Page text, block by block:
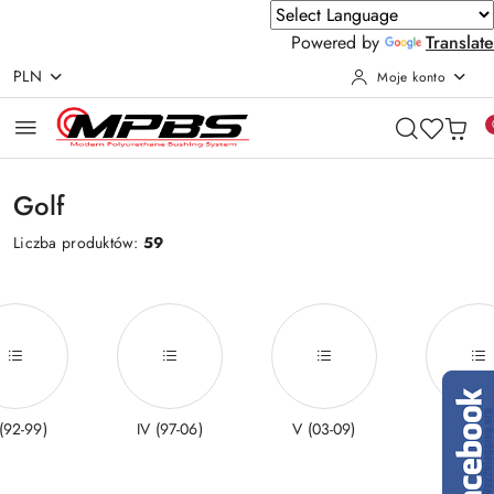
Powered by
Translate
Przejdź do treści głównej
Przejdź do wyszukiwarki
Przejdź do moje konto
Przejdź do menu głównego
Przejdź do stopki
PLN Moje konto
Golf
Liczba produktów:59
99) IV (97-06) V (03-09) VI